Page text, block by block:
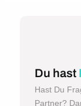
Du hast
Hast Du
Partner?